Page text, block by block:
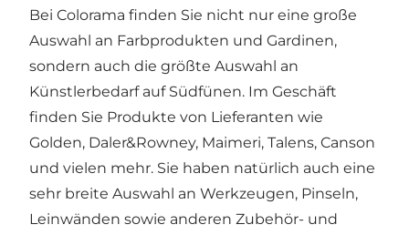
Bei Colorama finden Sie nicht nur eine große
Auswahl an Farbprodukten und Gardinen,
sondern auch die größte Auswahl an
Künstlerbedarf auf Südfünen. Im Geschäft
finden Sie Produkte von Lieferanten wie
Golden, Daler&Rowney, Maimeri, Talens, Canson
und vielen mehr. Sie haben natürlich auch eine
sehr breite Auswahl an Werkzeugen, Pinseln,
Leinwänden sowie anderen Zubehör- und